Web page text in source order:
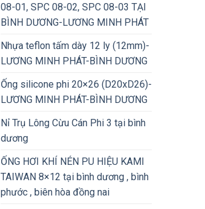
08-01, SPC 08-02, SPC 08-03 TẠI
BÌNH DƯƠNG-LƯƠNG MINH PHÁT
Nhựa teflon tấm dày 12 ly (12mm)-
LƯƠNG MINH PHÁT-BÌNH DƯƠNG
Ống silicone phi 20×26 (D20xD26)-
LƯƠNG MINH PHÁT-BÌNH DƯƠNG
Nỉ Trụ Lông Cừu Cán Phi 3 tại bình
dương
ỐNG HƠI KHÍ NÉN PU HIỆU KAMI
TAIWAN 8×12 tại bình dương , bình
phước , biên hòa đồng nai